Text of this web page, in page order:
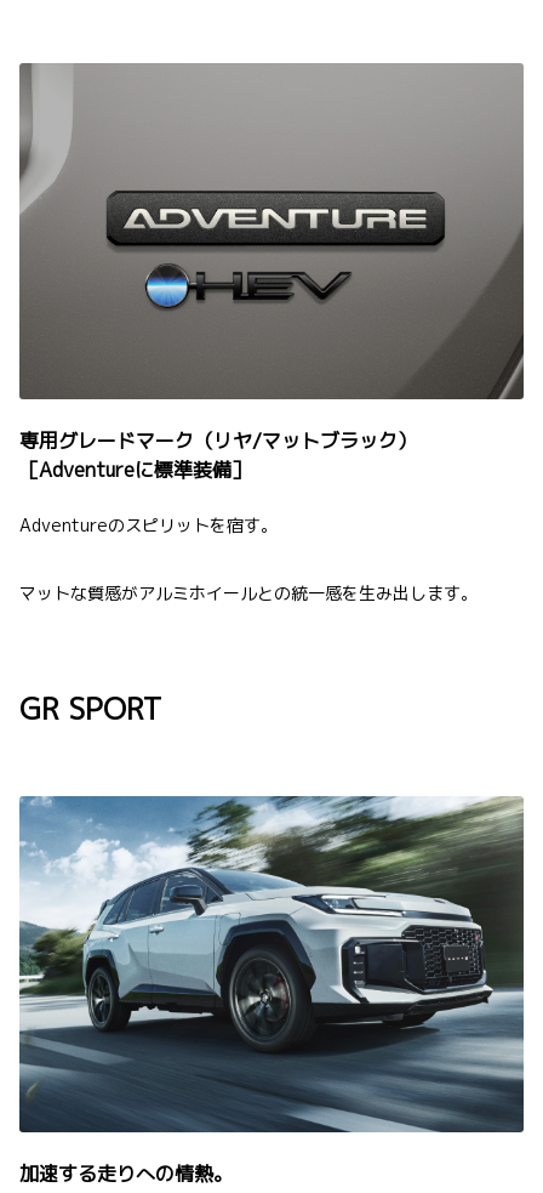
専用グレードマーク（リヤ/マットブラック）
［Adventureに標準装備］
Adventureのスピリットを宿す。
マットな質感がアルミホイールとの統一感を生み出します。
GR SPORT
加速する走りへの情熱。